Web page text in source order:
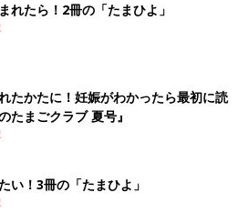
れたら！2冊の「たまひよ」
たかたに！妊娠がわかったら最初に読
たまごクラブ 夏号』
い！3冊の「たまひよ」